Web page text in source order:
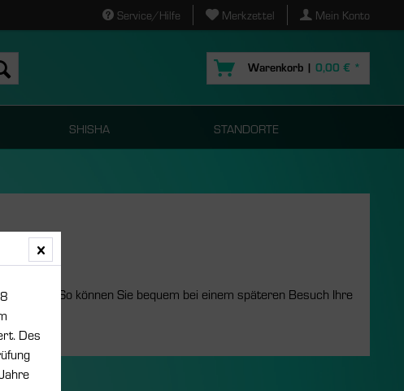
Service/Hilfe Merkzettel Mein Konto
Warenkorb | 0,00 € *
SHISHA STANDORTE
So können Sie bequem bei einem späteren Besuch Ihre
Des